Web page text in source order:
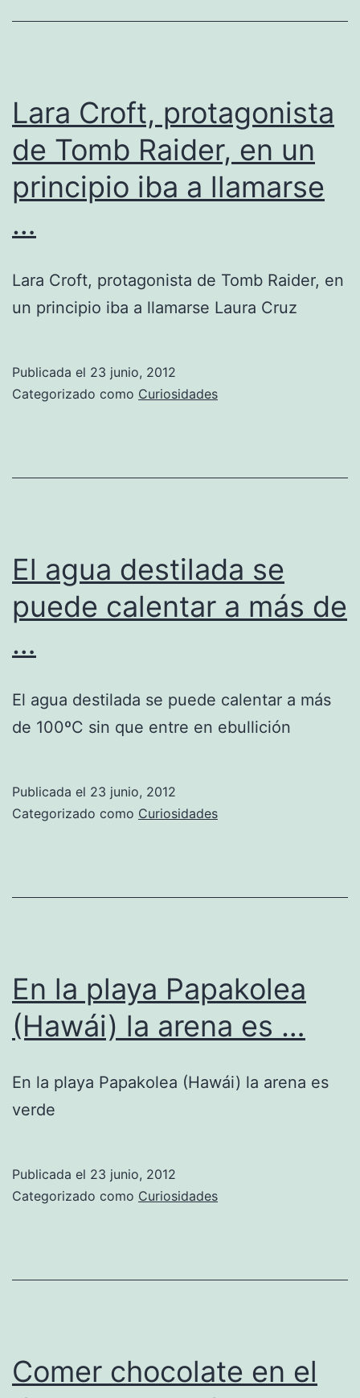
Lara Croft, protagonista
de Tomb Raider, en un
principio iba a llamarse
…
Lara Croft, protagonista de Tomb Raider, en
un principio iba a llamarse Laura Cruz
Publicada el 23 junio, 2012
Categorizado como Curiosidades
El agua destilada se
puede calentar a más de
…
El agua destilada se puede calentar a más
de 100ºC sin que entre en ebullición
Publicada el 23 junio, 2012
Categorizado como Curiosidades
En la playa Papakolea
(Hawái) la arena es …
En la playa Papakolea (Hawái) la arena es
verde
Publicada el 23 junio, 2012
Categorizado como Curiosidades
Comer chocolate en el